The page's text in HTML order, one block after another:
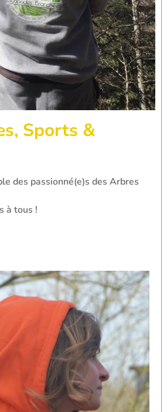
Sports &
des passionné(e)s des Arbres
à tous !